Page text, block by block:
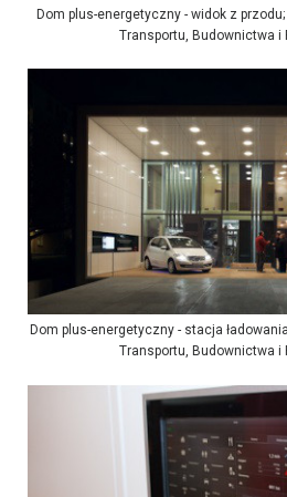
Dom plus-energetyczny - widok z
Transportu, Budownictwa i
Dom plus-energetyczny - stacja
Transportu, Budownictwa i